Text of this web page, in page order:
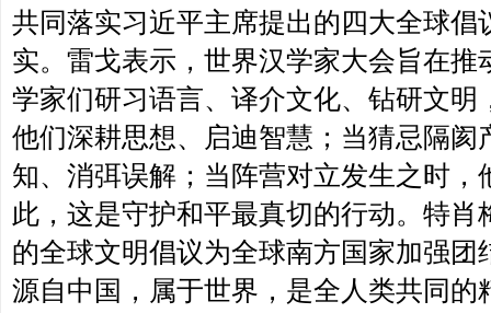
共同落实习近平主席提出的四大全球倡
实。雷戈表示，世界汉学家大会旨在推
学家们研习语言、译介文化、钻研文明
他们深耕思想、启迪智慧；当猜忌隔阂
知、消弭误解；当阵营对立发生之时，
此，这是守护和平最真切的行动。特
的全球文明倡议为全球南方国家加强团
源自中国，属于世界，是全人类共同的